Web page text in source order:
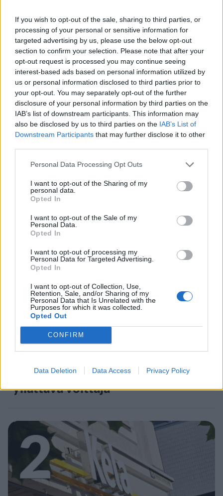
If you wish to opt-out of the sale, sharing to third parties, or
processing of your personal or sensitive information for
targeted advertising by us, please use the below opt-out
section to confirm your selection. Please note that after your
opt-out request is processed you may continue seeing
interest-based ads based on personal information utilized by
us or personal information disclosed to third parties prior to
your opt-out. You may separately opt-out of the further
disclosure of your personal information by third parties on the
IAB’s list of downstream participants. This information may
also be disclosed by us to third parties on the IAB’s List of
Downstream Participants that may further disclose it to other
Personal Data Processing Opt Outs
I want to opt-out of the Sharing of my
personal data.
Opted In
I want to opt-out of the Sale of my
Personal Data.
Opted In
I want to opt-out of processing my
Personal Data for Targeted Advertising.
Opted In
I want to opt-out of Collection, Use,
Retention, Sale, and/or Sharing of my
Personal Data that Is Unrelated with the
Purposes for which it was collected.
Opted Out
CONFIRM
Data Deletion Data Access Privacy Policy
Staran luetuimmat
1
MATKAILU
valitsivat suosikkikohteensa –
yllättävä voittaja
2